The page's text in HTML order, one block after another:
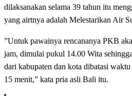
dilaksanakan selama 39 tahun itu
yang airtnya adalah Melestarikan Air
”Untuk pawainya rencananya PKB
jam, dimulai pukul 14.00 Wita
dari kabupaten dan kota dibatasi
15 menit,” kata pria asli Bali itu.